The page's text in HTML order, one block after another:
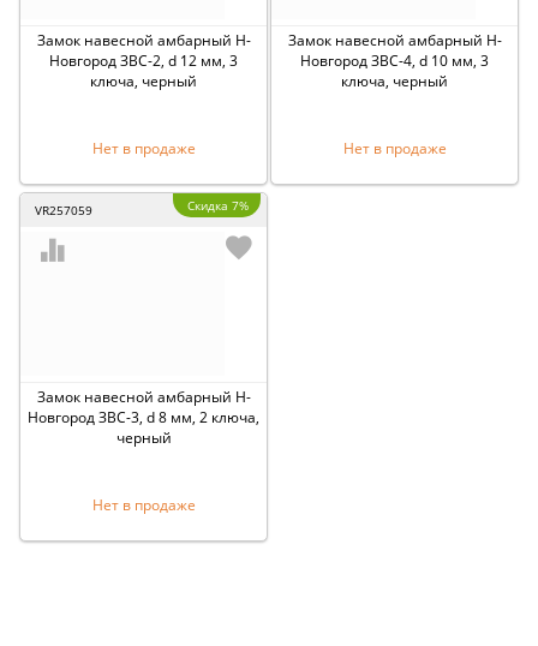
Замок навесной амбарный Н-
Новгород ЗВС-2, d 12 мм, 3
ключа, черный
Нет в продаже
Замок навесной амбарный Н-
Новгород ЗВС-4, d 10 мм, 3
ключа, черный
Нет в продаже
VR257059 Скидка 7%
Замок навесной амбарный Н-
Новгород ЗВС-3, d 8 мм, 2 ключа,
черный
Нет в продаже